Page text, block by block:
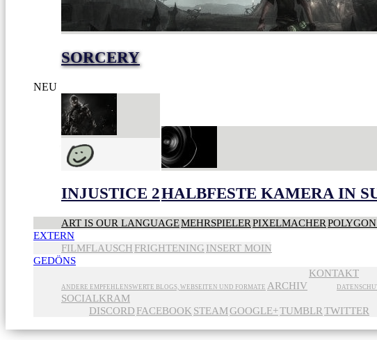
SORCERY
NEU
INJUSTICE 2HALBFESTE KAMERA IN
ART IS OUR LANGUAGEMEHRSPIELERPIXELMACHER
EXTERN
FILMFLAUSCH FRIGHTENING INSERT MOIN
GEDÖNS
ANDERE EMPFEHLENSWERTE BLOGS, WEBSEITEN UND FORMATE ARCHIV
KONTAKT
SOCIALKRAM
DISCORD FACEBOOK STEAMGOOGLE+TUMBLRTWITTER